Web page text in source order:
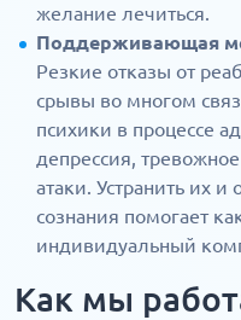
желание лечиться.
Поддерживающая
Резкие отказы от
срывы во многом
психики в процессе
депрессия,
атаки. Устранить их и
сознания помогает
индивидуальный
Как мы